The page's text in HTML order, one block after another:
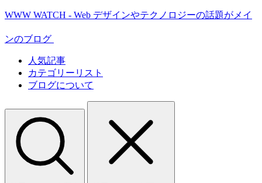
WWW WATCH - Web デザインやテクノロジーの話題がメイ
ンのブログ
人気記事
カテゴリーリスト
ブログについて